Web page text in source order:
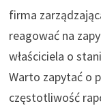
firma
reagować na
właściciela o
Warto zapytać o
częstotliwość